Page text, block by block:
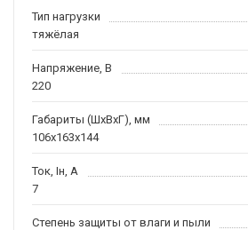
Тип нагрузки
тяжёлая
Напряжение, В
220
Габариты (ШхВхГ), мм
106x163x144
Ток, Iн, А
7
Степень защиты от влаги и пыли